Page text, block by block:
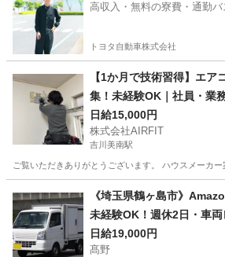
高収入・無料の寮費・通勤
トヨタ自動車株式会社
【1か月で技術習得】エア
集！未経験OK｜社員・業
日給15,000円
株式会社AIRFIT
吉川美南駅
ご覧いただきありがとうございます。 ハウスメーカ
吉川美南駅 その他 業
《埼玉県鶴ヶ島市》
未経験OK！週休2日・車
日給19,000円
髙野